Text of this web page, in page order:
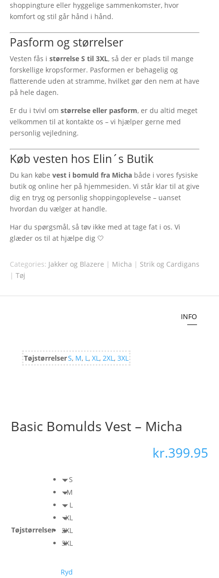
shoppingture eller hyggelige sammenkomster, hvor
komfort og stil går hånd i hånd.
Pasform og størrelser
Vesten fås i størrelse S til 3XL, så der er plads til mange
forskellige kropsformer. Pasformen er behagelig og
flatterende uden at stramme, hvilket gør den nem at have
på hele dagen.
Er du i tvivl om størrelse eller pasform, er du altid meget
velkommen til at kontakte os – vi hjælper gerne med
personlig vejledning.
Køb vesten hos Elin´s Butik
Du kan købe vest i bomuld fra Micha både i vores fysiske
butik og online her på hjemmesiden. Vi står klar til at give
dig en tryg og personlig shoppingoplevelse – uanset
hvordan du vælger at handle.
Har du spørgsmål, så tøv ikke med at tage fat i os. Vi
glæder os til at hjælpe dig 🤍
Categories: Jakker og Blazere | Micha | Strik og Cardigans
| Tøj
INFO
TøjstørrelserS, M, L, XL, 2XL, 3XL
Basic Bomulds Vest – Micha
kr.399.95
Tøjstørrelser
S
M
L
XL
2XL
3XL
Ryd